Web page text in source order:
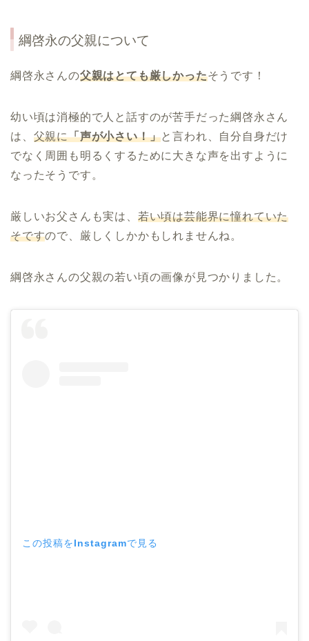
綱啓永の父親について
綱啓永さんの父親はとても厳しかったそうです！
幼い頃は消極的で人と話すのが苦手だった綱啓永さん
は、 父親に「声が小さい！」と言われ、自分自身だけ
でなく周囲も明るくするために大きな声を出すように
なったそうです。
厳しいお父さんも実は、 若い頃は芸能界に憧れていた
そですので、厳しくしかかもしれませんね。
綱啓永さんの父親の若い頃の画像が見つかりました。
この投稿をInstagramで見る